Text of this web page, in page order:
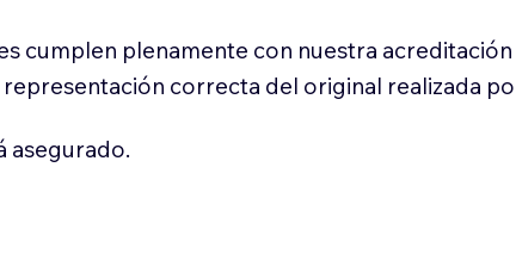
cumplen plenamente con nuestra
correcta del original realizada
asegurado.